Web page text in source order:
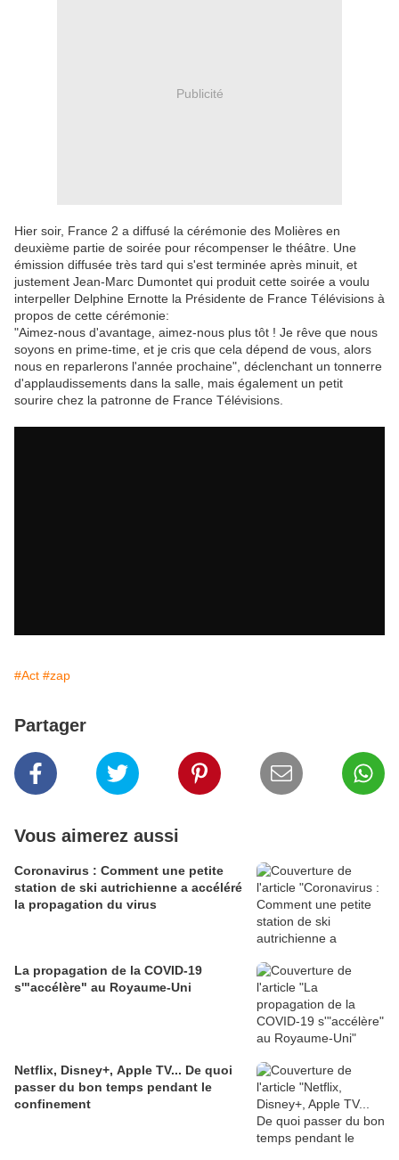
Publicité
Hier soir, France 2 a diffusé la cérémonie des Molières en
deuxième partie de soirée pour récompenser le théâtre. Une
émission diffusée très tard qui s'est terminée après minuit, et
justement Jean-Marc Dumontet qui produit cette soirée a voulu
interpeller Delphine Ernotte la Présidente de France Télévisions à
propos de cette cérémonie:
"Aimez-nous d'avantage, aimez-nous plus tôt ! Je rêve que nous
soyons en prime-time, et je cris que cela dépend de vous, alors
nous en reparlerons l'année prochaine", déclenchant un tonnerre
d'applaudissements dans la salle, mais également un petit
sourire chez la patronne de France Télévisions.
#Act #zap
Partager
Vous aimerez aussi
Coronavirus : Comment une petite
station de ski autrichienne a accéléré
la propagation du virus
La propagation de la COVID-19
s'"accélère" au Royaume-Uni
Netflix, Disney+, Apple TV... De quoi
passer du bon temps pendant le
confinement